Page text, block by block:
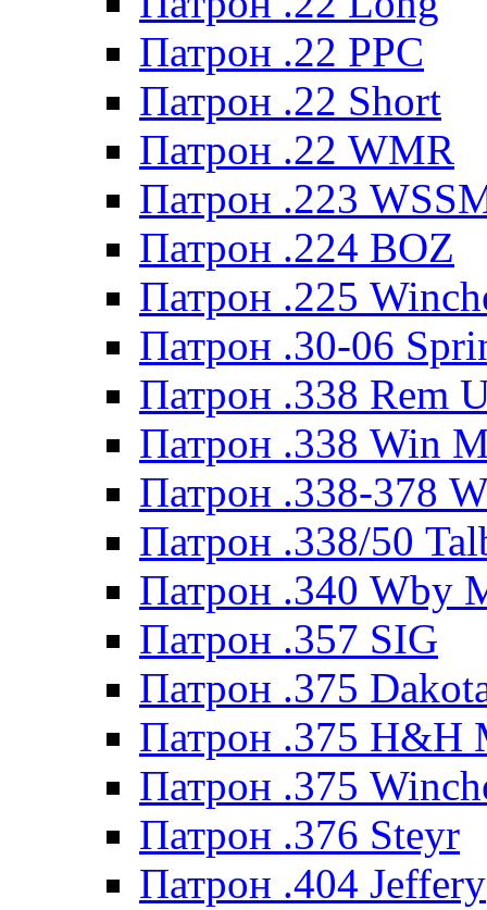
Патрон .22 PPC
Патрон .22 Short
Патрон .22 WMR
Патрон .223
Патрон .224 BOZ
Патрон .225
Патрон .30-06
Патрон .338 Rem
Патрон .338 Win
Патрон .338-378
Патрон .338/50
Патрон .340 Wby
Патрон .357 SIG
Патрон .375
Патрон .375 H&H
Патрон .375
Патрон .376 Steyr
Патрон .404 Jeffery